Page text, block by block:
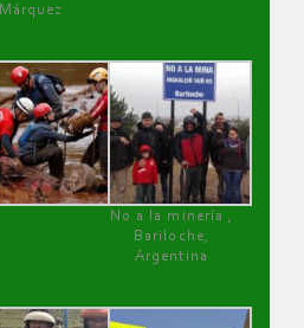
Márquez
No a la minería ,
Bariloche,
Argentina